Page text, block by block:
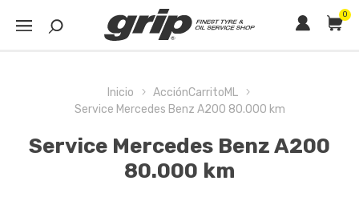
0
Inicio
AcciónCarritoML
Service Mercedes Benz A200 80.000 km
Service Mercedes Benz A200
80.000 km